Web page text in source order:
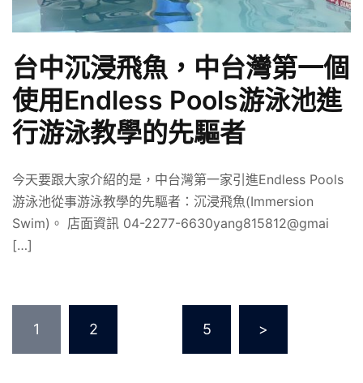
台中沉浸飛魚，中台灣第一個
使用Endless Pools游泳池進
行游泳教學的先驅者
今天要跟大家介紹的是，中台灣第一家引進Endless Pools
游泳池從事游泳教學的先驅者：沉浸飛魚(Immersion
Swim)。 店面資訊 04-2277-6630yang815812@gmai
[…]
1 2 5 >